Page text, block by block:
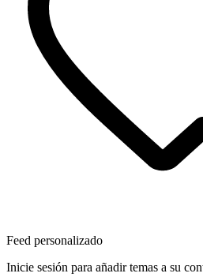
Feed personalizado
Inicie sesión para añadir temas a su